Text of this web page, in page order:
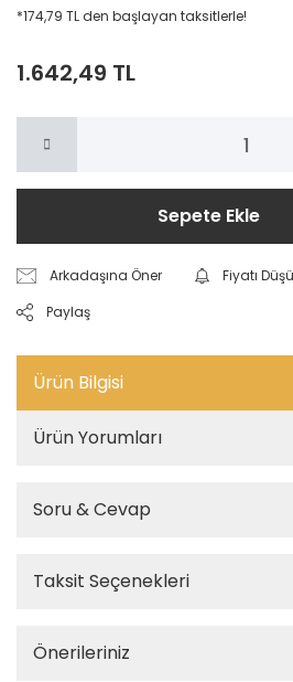
*174,79 TL den başlayan taksitlerle!
1.642,49 TL
Sepete Ekle
Arkadaşına Öner
Fiyatı
Paylaş
Ürün Bilgisi
Ürün Yorumları
Soru & Cevap
Taksit Seçenekleri
Önerileriniz